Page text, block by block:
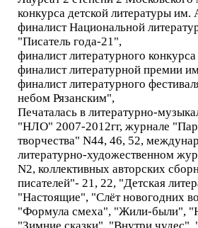
конкурса детской литературы им.
финалист Национальной
"Писатель года-21",
финалист литературного
финалист литературной премии
финалист литературного
небом Рязанским",
Печаталась в литературно-
"НЛО" 2007-2012гг, журнале
творчества" N44, 46, 52,
литературно-художественном
N2, коллективных авторских
писателей"- 21, 22, "Детская
"Настоящие", "Слёт новогодних
"Формула смеха", "Жили-были",